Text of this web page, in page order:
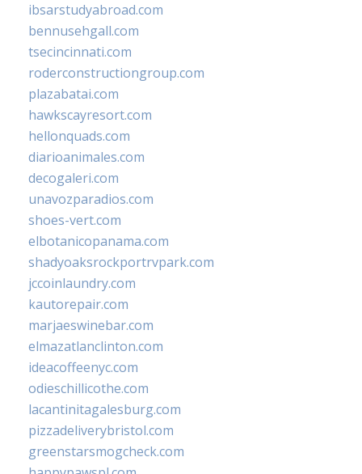
ibsarstudyabroad.com
bennusehgall.com
tsecincinnati.com
roderconstructiongroup.com
plazabatai.com
hawkscayresort.com
hellonquads.com
diarioanimales.com
decogaleri.com
unavozparadios.com
shoes-vert.com
elbotanicopanama.com
shadyoaksrockportrvpark.com
jccoinlaundry.com
kautorepair.com
marjaeswinebar.com
elmazatlanclinton.com
ideacoffeenyc.com
odieschillicothe.com
lacantinitagalesburg.com
pizzadeliverybristol.com
greenstarsmogcheck.com